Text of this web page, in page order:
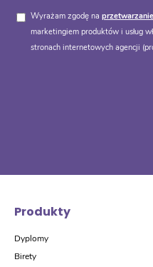
Wyrażam zgodę na przetwarzanie
marketingiem produktów i usług
stronach internetowych agencji
Produkty
Dyplomy
Birety